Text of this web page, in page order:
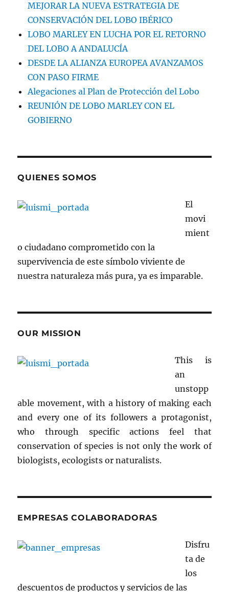
MEJORAR LA NUEVA ESTRATEGIA DE
CONSERVACIÓN DEL LOBO IBÉRICO
LOBO MARLEY EN LUCHA POR EL RETORNO
DEL LOBO A ANDALUCÍA
DESDE LA ALIANZA EUROPEA AVANZAMOS
CON PASO FIRME
Alegaciones al Plan de Protección del Lobo
REUNIÓN DE LOBO MARLEY CON EL
GOBIERNO
QUIENES SOMOS
El
movi
mient
o ciudadano comprometido con la
supervivencia de este símbolo viviente de
nuestra naturaleza más pura, ya es imparable.
OUR MISSION
This is
an
unstopp
able movement, with a history of making each
and every one of its followers a protagonist,
who through specific actions feel that
conservation of species is not only the work of
biologists, ecologists or naturalists.
EMPRESAS COLABORADORAS
Disfru
ta de
los
descuentos de productos y servicios de las